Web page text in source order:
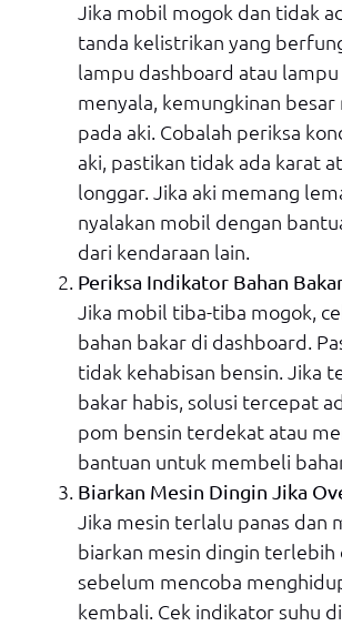
Jika mobil mogok dan tidak
tanda kelistrikan yang
lampu dashboard atau
menyala, kemungkinan besar
pada aki. Cobalah periksa
aki, pastikan tidak ada karat
longgar. Jika aki memang
nyalakan mobil dengan
dari kendaraan lain.
Periksa Indikator Bahan
Jika mobil tiba-tiba mogok,
bahan bakar di dashboard.
tidak kehabisan bensin. Jika
bakar habis, solusi tercepat
pom bensin terdekat atau
bantuan untuk membeli
Biarkan Mesin Dingin Jika
Jika mesin terlalu panas dan
biarkan mesin dingin terlebih
sebelum mencoba
kembali. Cek indikator suhu